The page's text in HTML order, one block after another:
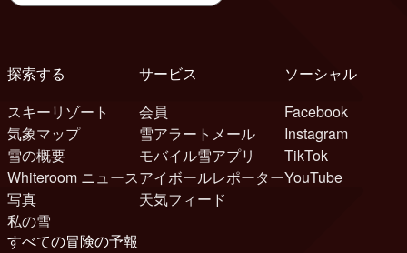
探索する
スキーリゾート
気象マップ
雪の概要
Whiteroom ニュース
写真
私の雪
サービス
会員
雪アラートメール
モバイル雪アプリ
アイボールレポーター
天気フィード
ソーシャル
Facebook
Instagram
TikTok
YouTube
すべての冒険の予報